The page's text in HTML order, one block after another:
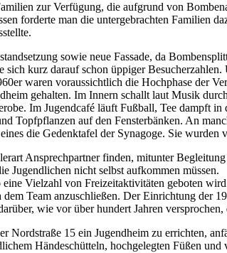
zur Verfügung, die aufgrund von
forderte man die untergebrachten Familien
sowie neue Fassade, da
kurz darauf schon üppiger
waren voraussichtlich die Hochphase der
gehalten. Im Innern schallt laut Musik
Im Jugendcafé läuft Fußball, Tee dampft
Topfpflanzen auf den Fensterbänken. An
die Gedenktafel der Synagoge. Sie wurden
Ansprechpartner finden, mitunter
Jugendlichen nicht selbst aufkommen müssen.
Vielzahl von Freizeitaktivitäten geboten
Team anzuschließen. Der Einrichtung der
wie vor über hundert Jahren versprochen,
15 ein Jugendheim zu errichten,
Händeschütteln, hochgelegten Füßen